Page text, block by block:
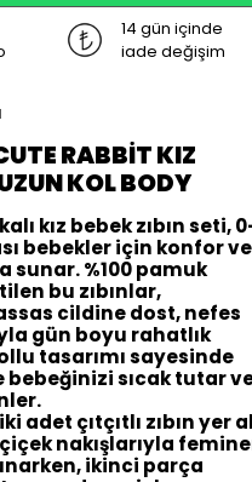
14 gün içinde
iade değişim
RABBİT KIZ
KOL BODY
kız bebek zıbın seti,
bebekler için konfor ve
sunar. %100 pamuk
bu zıbınlar,
cildine dost, nefes
gün boyu rahatlık
tasarımı sayesinde
sıcak tutar
adet çıtçıtlı zıbın yer
nakışlarıyla
ikinci parça